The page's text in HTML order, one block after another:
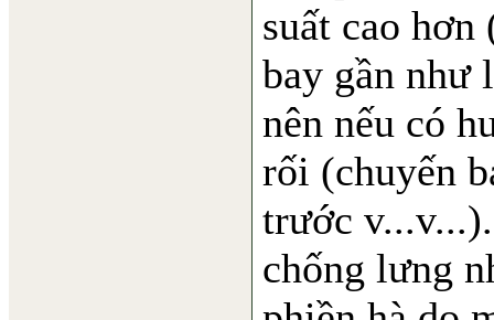
suất cao
bay gần như
nên nếu có
rối (chuyến
trước
chống lưng